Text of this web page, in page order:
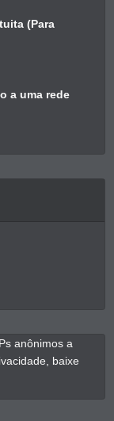
(Para
a uma rede
anônimos a
baixe